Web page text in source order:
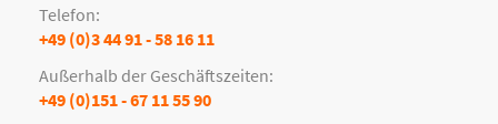
Telefon:
+49 (0)3 44 91 - 58 16 11
Außerhalb der Geschäftszeiten:
+49 (0)151 - 67 11 55 90